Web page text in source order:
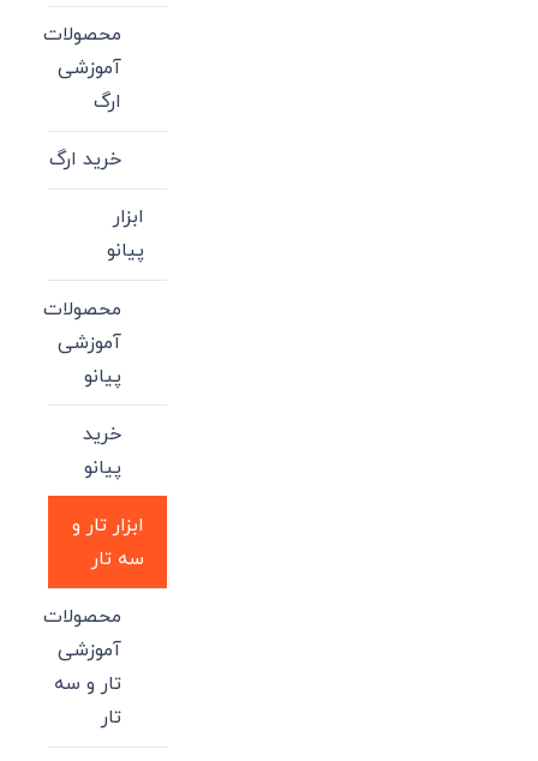
محصولات
آموزشی
ارگ
خرید ارگ
ابزار
پیانو
محصولات
آموزشی
پیانو
خرید
پیانو
ابزار تار و
سه تار
محصولات
آموزشی
تار و سه
تار